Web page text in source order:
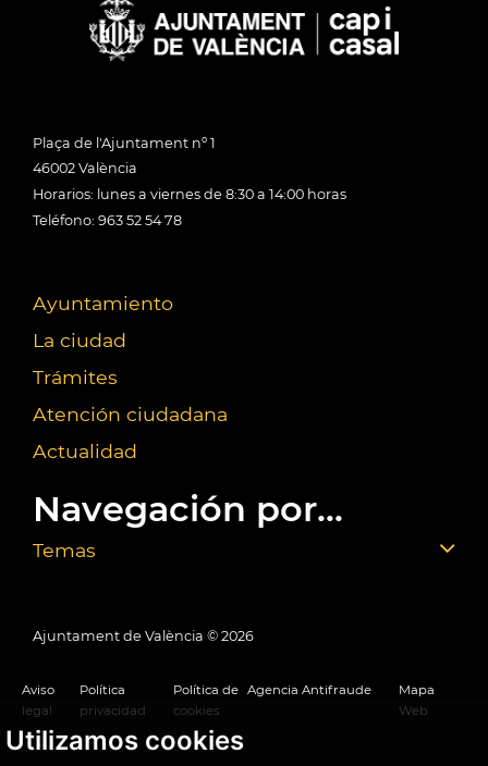
Utilizamos cookies
Plaça de l'Ajuntament nº 1
46002 València
Horarios: lunes a viernes de 8:30 a 14:00 horas
Teléfono: 963 52 54 78
Ayuntamiento
La ciudad
Trámites
Atención ciudadana
Actualidad
Navegación por...
Temas
Ajuntament de València © 2026
Aviso
legal
Política
privacidad
Política de
cookies
Agencia Antifraude
Mapa
Web